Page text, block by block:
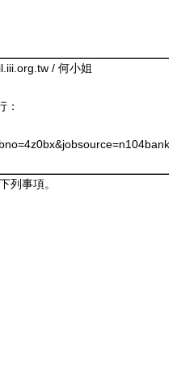
/ 何小姐
：
列事項。